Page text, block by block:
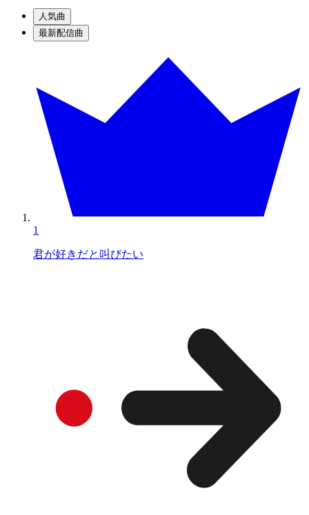
人気曲
最新配信曲
1
君が好きだと叫びたい